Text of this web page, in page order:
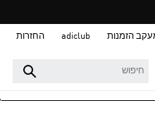
הזמנות adiclub החזרות